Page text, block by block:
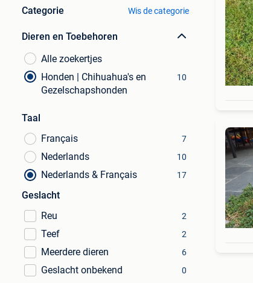
Categorie Wis de categorie
Dieren en Toebehoren
Alle zoekertjes
Honden | Chihuahua's en
Gezelschapshonden
10
Taal
Français
7
Nederlands 10
Nederlands & Français 17
Geslacht
Reu
2
Teef 2
Meerdere dieren 6
Geslacht onbekend 0